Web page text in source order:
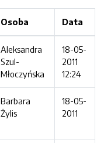
Osoba Data
Aleksandra
Szul-
Młoczyńska
18-05-
2011
12:24
Barbara
Żylis
18-05-
2011